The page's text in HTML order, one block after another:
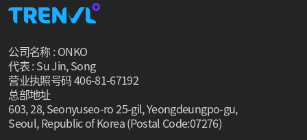
公司名称 : ONKO
代表 : Su Jin, Song
营业执照号码 406-81-67192
总部地址
603, 28, Seonyuseo-ro 25-gil, Yeongdeungpo-gu,
Seoul, Republic of Korea (Postal Code:07276)